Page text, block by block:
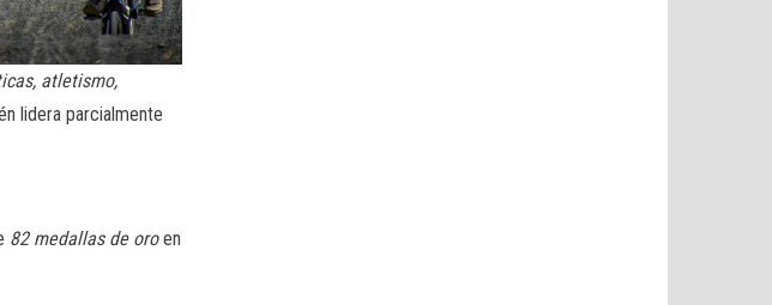
atletismo,
lidera parcialmente
82 medallas de oroen